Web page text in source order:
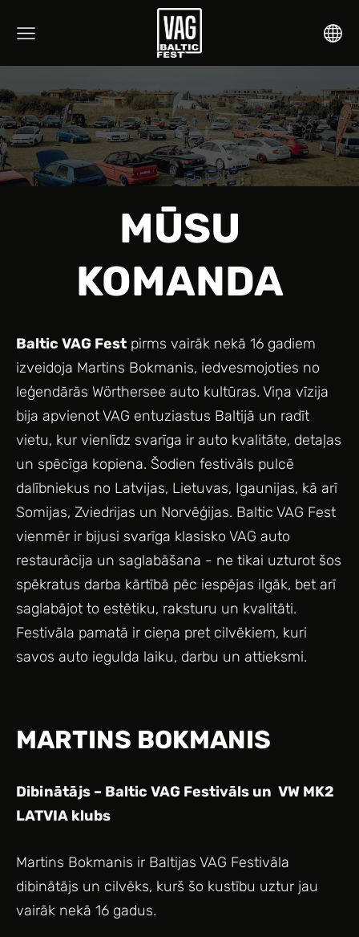
MŪSU
KOMANDA
Baltic VAG Fest pirms vairāk nekā 16 gadiem
izveidoja Martins Bokmanis, iedvesmojoties no
leģendārās Wörthersee auto kultūras. Viņa vīzija
bija apvienot VAG entuziastus Baltijā un radīt
vietu, kur vienlīdz svarīga ir auto kvalitāte, detaļas
un spēcīga kopiena. Šodien festivāls pulcē
dalībniekus no Latvijas, Lietuvas, Igaunijas, kā arī
Somijas, Zviedrijas un Norvēģijas. Baltic VAG Fest
vienmēr ir bijusi svarīga klasisko VAG auto
restaurācija un saglabāšana - ne tikai uzturot šos
spēkratus darba kārtībā pēc iespējas ilgāk, bet arī
saglabājot to estētiku, raksturu un kvalitāti.
Festivāla pamatā ir cieņa pret cilvēkiem, kuri
savos auto iegulda laiku, darbu un attieksmi.
MARTINS BOKMANIS
Dibinātājs – Baltic VAG Festivāls un VW MK2
LATVIA klubs
Martins Bokmanis ir Baltijas VAG Festivāla
dibinātājs un cilvēks, kurš šo kustību uztur jau
vairāk nekā 16 gadus.